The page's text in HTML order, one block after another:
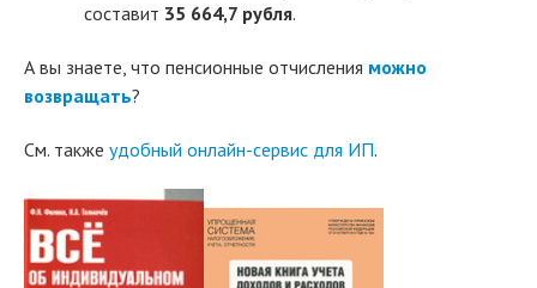
составит 35 664,7 рубля.
А вы знаете, что пенсионные отчисления можно
возвращать?
См. также удобный онлайн-сервис для ИП.